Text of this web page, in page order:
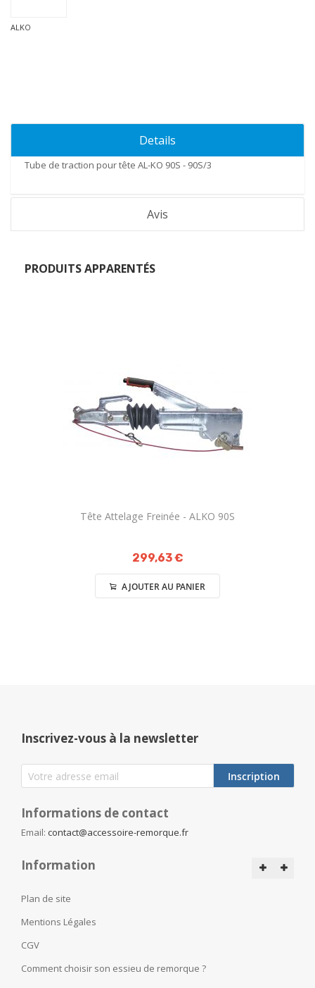
ALKO
Details
Tube de traction pour tête AL-KO 90S - 90S/3
Avis
PRODUITS APPARENTÉS
Tête Attelage Freinée - ALKO 90S
299,63 €
AJOUTER AU PANIER
Inscrivez-vous à la newsletter
Inscription
Informations de contact
Email: contact@accessoire-remorque.fr
Information
Plan de site
Mentions Légales
CGV
Comment choisir son essieu de remorque ?